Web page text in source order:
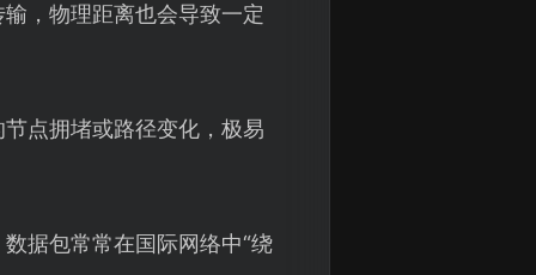
，物理距离也会导致一定
点拥堵或路径变化，极易
据包常常在国际网络中“绕